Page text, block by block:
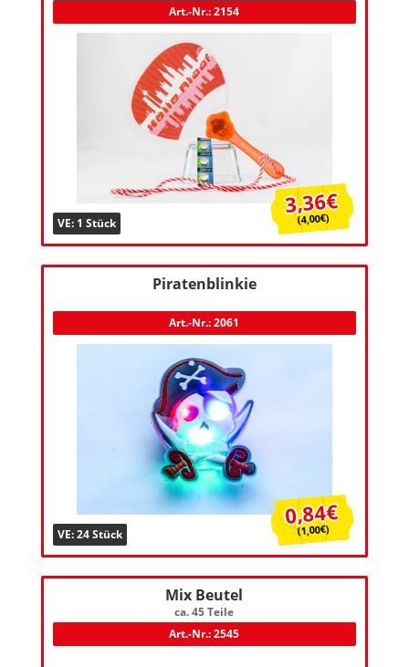
Art.-Nr.: 2154
VE: 1 Stück
3,36€
(4,00€)
Piratenblinkie
Art.-Nr.: 2061
VE: 24 Stück
0,84€
(1,00€)
Mix Beutel
ca. 45 Teile
Art.-Nr.: 2545